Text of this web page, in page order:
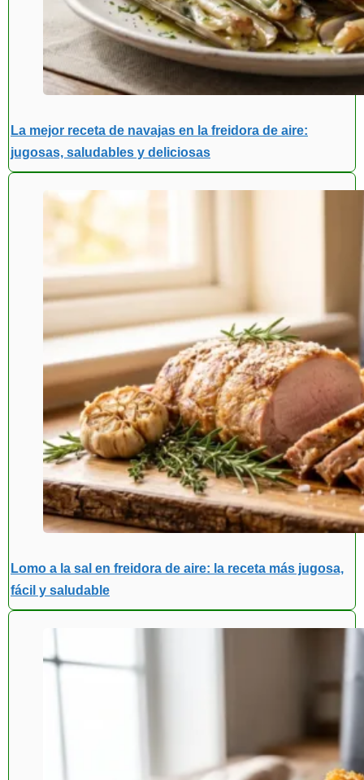
La mejor receta de navajas en la freidora de aire:
jugosas, saludables y deliciosas
Lomo a la sal en freidora de aire: la receta más jugosa,
fácil y saludable